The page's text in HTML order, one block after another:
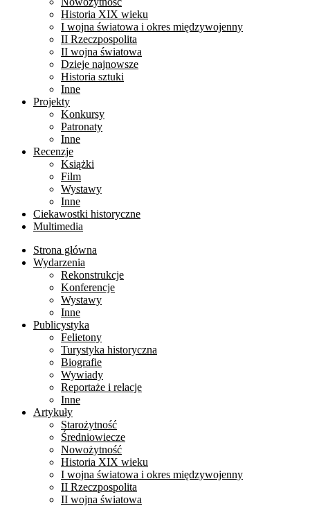
Historia XIX wieku
I wojna światowa i okres międzywojenny
II Rzeczpospolita
II wojna światowa
Dzieje najnowsze
Historia sztuki
Inne
Projekty
Konkursy
Patronaty
Inne
Recenzje
Książki
Film
Wystawy
Inne
Ciekawostki historyczne
Multimedia
Strona główna
Wydarzenia
Rekonstrukcje
Konferencje
Wystawy
Inne
Publicystyka
Felietony
Turystyka historyczna
Biografie
Wywiady
Reportaże i relacje
Inne
Artykuły
Starożytność
Średniowiecze
Nowożytność
Historia XIX wieku
I wojna światowa i okres międzywojenny
II Rzeczpospolita
II wojna światowa